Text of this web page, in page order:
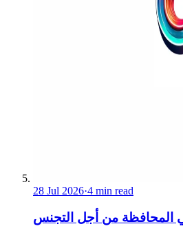
28 Jul 2026·4 min read
المحافظة من أجل التجنس